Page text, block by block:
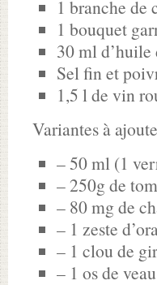
1 branche de
1 bouquet
30 ml d’huile
Sel fin et
1,5 l de vin
Variantes à
– 50 ml (1
– 250g de
– 80 mg de
– 1 zeste
– 1 clou de
– 1 os de